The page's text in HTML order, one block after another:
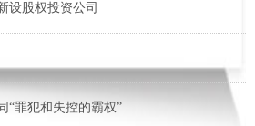
设股权投资公司
“罪犯和失控的霸权”